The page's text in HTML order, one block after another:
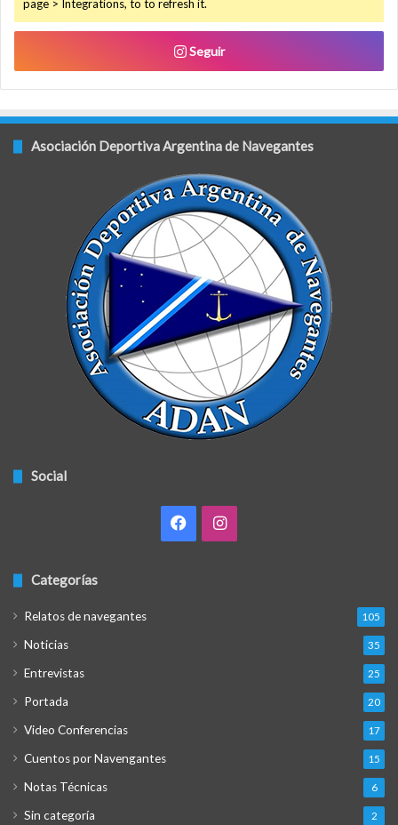
page > Integrations, to to refresh it.
Seguir
Asociación Deportiva Argentina de Navegantes
Social
FacebookInstagram
Categorías
Relatos de navegantes 105
Noticias 35
Entrevistas 25
Portada 20
Video Conferencias 17
Cuentos por Navengantes 15
Notas Técnicas 6
Sin categoría 2